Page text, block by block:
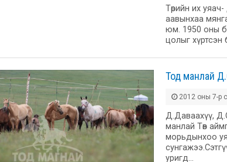
Төрийн их
аавынхаа
юм. 1950 оны
цолыг хүртсэн
Тод манлай
2012 оны 7-р
Д.Даваахүү,
манлай Төв
морьдынхоо
уригд…